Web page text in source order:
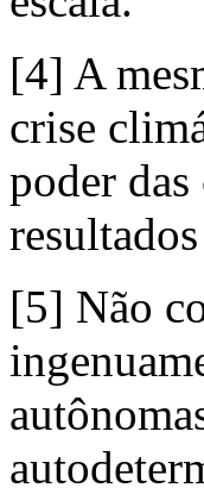
[4] A
crise
poder das
[5] Não